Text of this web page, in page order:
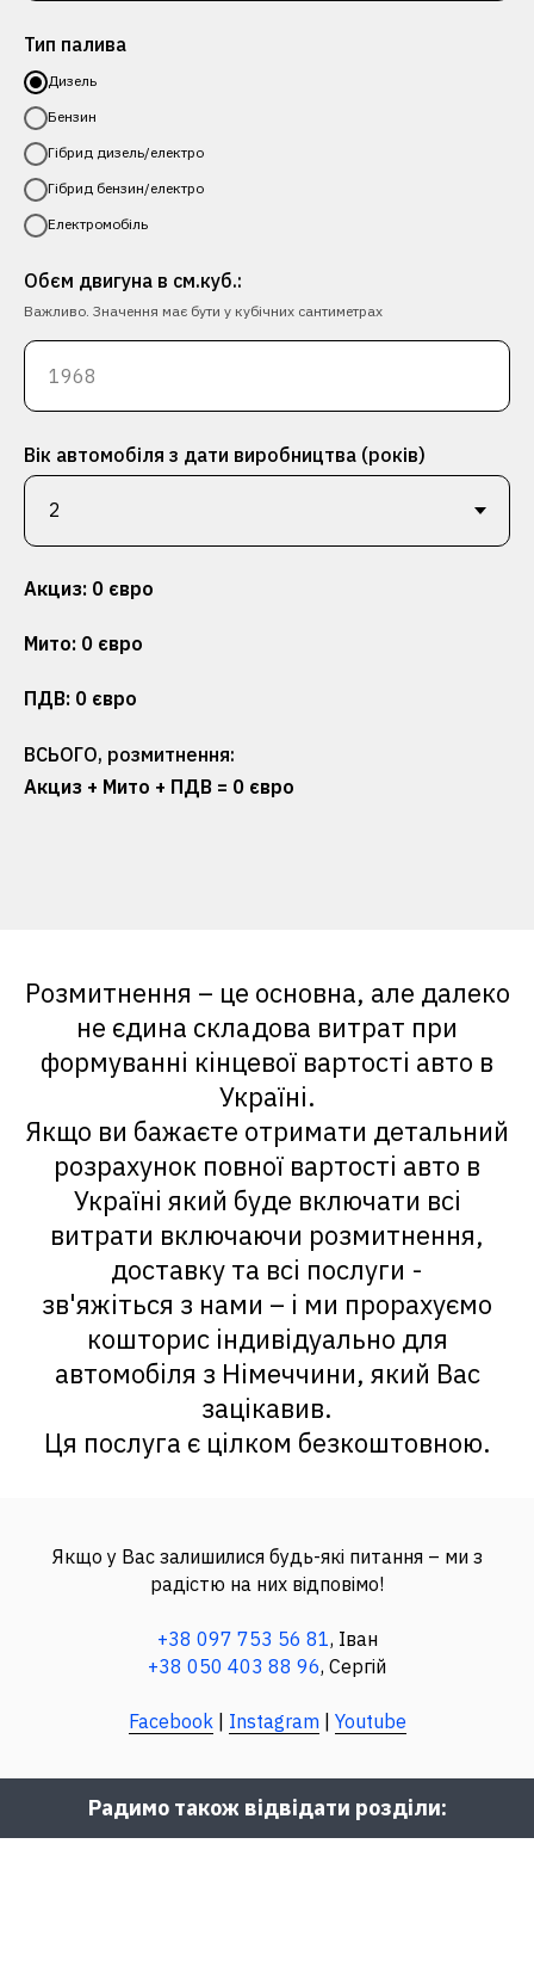
Тип палива
Дизель
Бензин
Гібрид дизель/електро
Гібрид бензин/електро
Електромобіль
Обєм двигуна в см.куб.:
Важливо. Значення має бути у кубічних сантиметрах
Вік автомобіля з дати виробництва (років)
Акциз: 0 євро
Мито: 0 євро
ПДВ: 0 євро
ВСЬОГО, розмитнення:
Акциз + Мито + ПДВ = 0 євро
Розмитнення – це основна, але далеко
не єдина складова витрат при
формуванні кінцевої вартості авто в
Україні.
Якщо ви бажаєте отримати детальний
розрахунок повної вартості авто в
Україні який буде включати всі
витрати включаючи розмитнення,
доставку та всі послуги -
зв'яжіться з нами – і ми прорахуємо
кошторис індивідуально для
автомобіля з Німеччини, який Вас
зацікавив.
Ця послуга є цілком безкоштовною.
Якщо у Вас залишилися будь-які питання – ми з
радістю на них відповімо!
+38 097 753 56 81, Іван
+38 050 403 88 96, Сергій
Facebook| Instagram| Youtube
Радимо також відвідати розділи: